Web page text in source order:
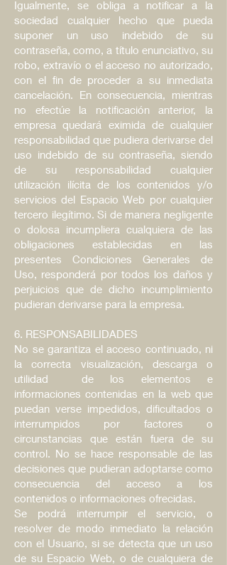
Igualmente, se obliga a notificar a la
sociedad cualquier hecho que pueda
suponer un uso indebido de su
contraseña, como, a título enunciativo, su
robo, extravío o el acceso no autorizado,
con el fin de proceder a su inmediata
cancelación. En consecuencia, mientras
no efectúe la notificación anterior, la
empresa quedará eximida de cualquier
responsabilidad que pudiera derivarse del
uso indebido de su contraseña, siendo
de su responsabilidad cualquier
utilización ilícita de los contenidos y/o
servicios del Espacio Web por cualquier
tercero ilegítimo. Si de manera negligente
o dolosa incumpliera cualquiera de las
obligaciones establecidas en las
presentes Condiciones Generales de
Uso, responderá por todos los daños y
perjuicios que de dicho incumplimiento
pudieran derivarse para la empresa.
6. RESPONSABILIDADES
No se garantiza el acceso continuado, ni
la correcta visualización, descarga o
utilidad de los elementos e
informaciones contenidas en la web que
puedan verse impedidos, dificultados o
interrumpidos por factores o
circunstancias que están fuera de su
control. No se hace responsable de las
decisiones que pudieran adoptarse como
consecuencia del acceso a los
contenidos o informaciones ofrecidas.
Se podrá interrumpir el servicio, o
resolver de modo inmediato la relación
con el Usuario, si se detecta que un uso
de su Espacio Web, o de cualquiera de